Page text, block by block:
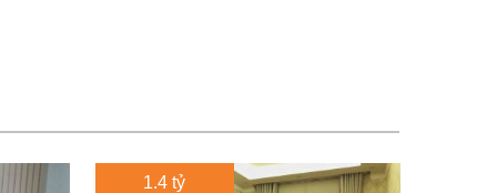
1.4 tỷ